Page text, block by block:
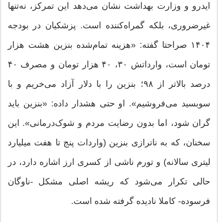
ایدرو و وزارت بهداشت نشان می‌دهد این تمرکز، نه‌تنها
غیرضروری، بلکه گمراه‌کننده است. پزشکیان در بودجه
۱۴۰۴ صراحتا گفته: «هزینه تمام‌شده بنزین هشت هزار
تومان است، وارداتش ۳۰، ۴۰ هزار تومان و مصرف ۴۰
درصد بالاتر از ۹۸؛ بنزین را با دلار آزاد می‌خریم و با
سوبسید می‌فروشیم». او حتی هشدار داده: «بنزین باید
گران شود، اما بدون رضایت مردم و شوک‌درمانی». این
سخنان، که به ناترازی بنزین (واردات پنج تا هفت میلیارد
لیتری سالانه) و تورم ناشی از کسری ارز اشاره دارد، در
حالی تکرار می‌شود که ریشه اصلی مشکل -ناوگان
فرسوده- کاملا نادیده گرفته شده است.